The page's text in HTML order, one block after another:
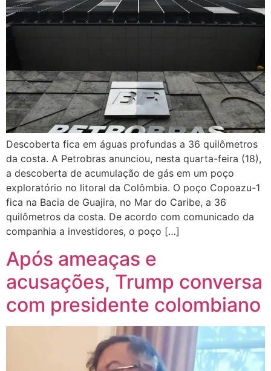
Descoberta fica em águas profundas a 36 quilômetros
da costa. A Petrobras anunciou, nesta quarta-feira (18),
a descoberta de acumulação de gás em um poço
exploratório no litoral da Colômbia. O poço Copoazu-1
fica na Bacia de Guajira, no Mar do Caribe, a 36
quilômetros da costa. De acordo com comunicado da
companhia a investidores, o poço […]
Após ameaças e
acusações, Trump conversa
com presidente colombiano